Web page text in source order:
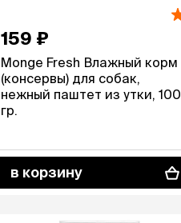
159 ₽
Monge Fresh Влажный корм
(консервы) для собак,
нежный паштет из утки, 100
гр.
в корзину